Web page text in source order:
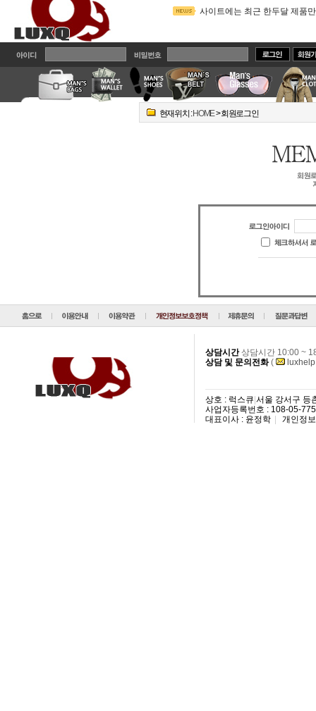
사이트에는 최근 한두달 제품
밴드에 가입하시면 실시간 상
현재위치 :HOME> 회원로그인
상담시간 상담시간 10:00 ~
상담 및 문의전화(
상호 : 럭스큐 서울 강서구 등
사업자등록번호 : 108-05-
대표이사 : 윤정학
개인정